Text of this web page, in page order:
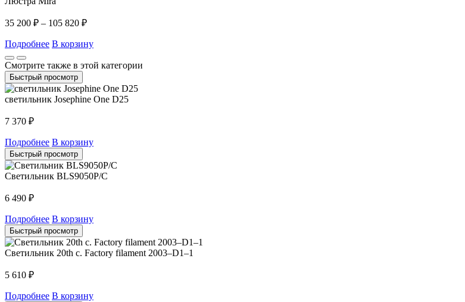
35 200 ₽ – 105 820 ₽
Подробнее В корзину
Смотрите также в этой категории
Быстрый просмотр
светильник Josephine One D25
7 370 ₽
Подробнее В корзину
Быстрый просмотр
Светильник BLS9050P/C
6 490 ₽
Подробнее В корзину
Быстрый просмотр
Светильник 20th c. Factory filament 2003–D1–1
5 610 ₽
Подробнее В корзину